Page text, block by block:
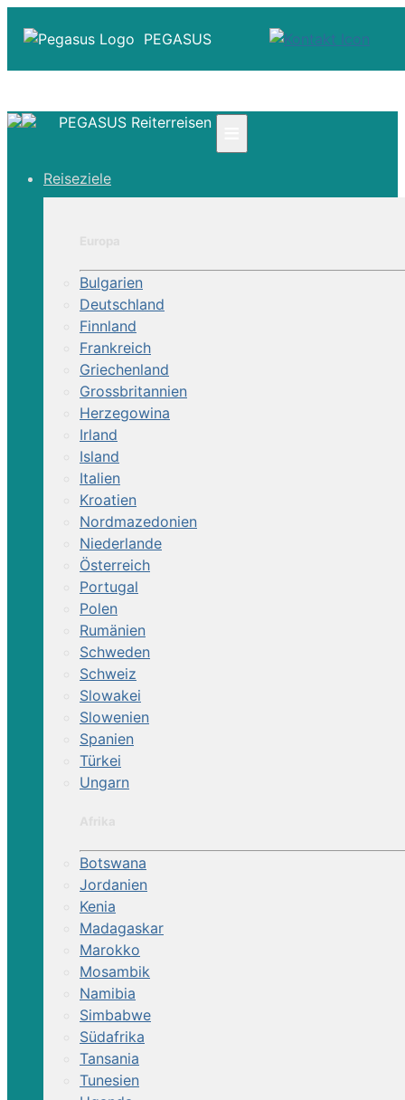
PEGASUS
☎ Deutschland 0800 - 505 18 01
Über Uns
PEGASUS Reiterreisen
Reiseziele
Bulgarien
Deutschland
Finnland
Frankreich
Griechenland
Grossbritannien
Herzegowina
Irland
Island
Italien
Kroatien
Nordmazedonien
Niederlande
Österreich
Portugal
Polen
Rumänien
Schweden
Schweiz
Slowakei
Slowenien
Spanien
Türkei
Ungarn
Botswana
Jordanien
Kenia
Madagaskar
Marokko
Mosambik
Namibia
Simbabwe
Südafrika
Tansania
Tunesien